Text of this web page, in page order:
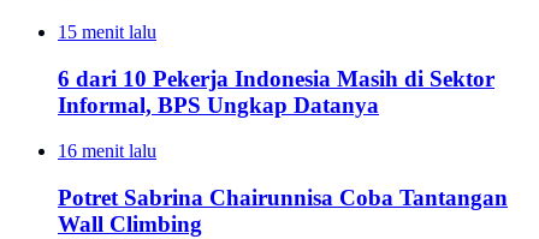
15 menit lalu
6 dari 10 Pekerja Indonesia Masih di Sektor
Informal, BPS Ungkap Datanya
16 menit lalu
Potret Sabrina Chairunnisa Coba Tantangan
Wall Climbing